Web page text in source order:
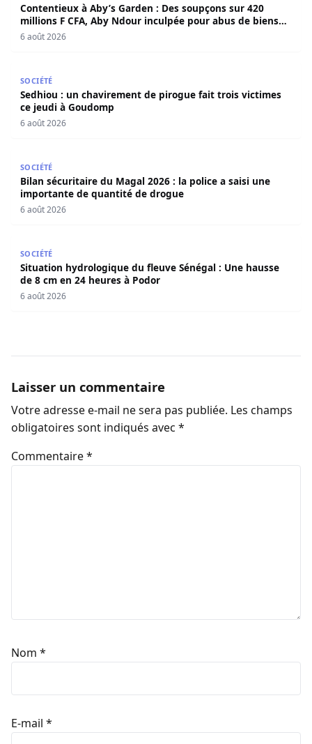
Contentieux à Aby’s Garden : Des soupçons sur 420
millions F CFA, Aby Ndour inculpée pour abus de biens
sociaux
6 août 2026
SOCIÉTÉ
Sedhiou : un chavirement de pirogue fait trois victimes
ce jeudi à Goudomp
6 août 2026
SOCIÉTÉ
Bilan sécuritaire du Magal 2026 : la police a saisi une
importante de quantité de drogue
6 août 2026
SOCIÉTÉ
Situation hydrologique du fleuve Sénégal : Une hausse
de 8 cm en 24 heures à Podor
6 août 2026
Laisser un commentaire
Votre adresse e-mail ne sera pas publiée. Les champs
obligatoires sont indiqués avec *
Commentaire*
Nom *
E-mail *